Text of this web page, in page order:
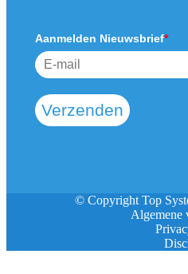
Aanmelden Nieuwsbrief*
Verzenden
© Copyright Top
Algemene